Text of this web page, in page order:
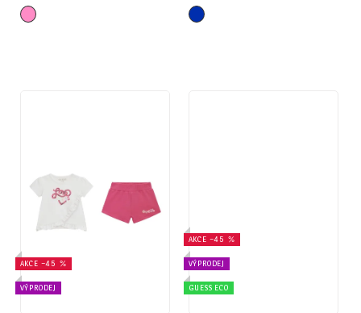
Růžová Tmavě
AKCE –45 %
VÝPRODEJ
AKCE –45 %
VÝPRODEJ
GUESS ECO